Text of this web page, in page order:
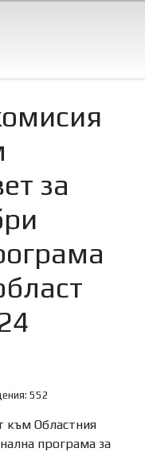
за
552
към Областния
програма за